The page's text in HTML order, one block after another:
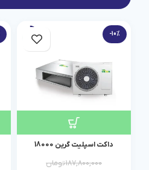
-10%
داکت اسپلیت گرین 18000
۱۸۷,۸۰۰,۰۰۰تومان